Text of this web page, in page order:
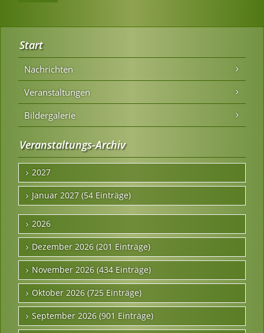
Start
Nachrichten
Veranstaltungen
Bildergalerie
Veranstaltungs-Archiv
2027
Januar 2027 (54 Einträge)
2026
Dezember 2026 (201 Einträge)
November 2026 (434 Einträge)
Oktober 2026 (725 Einträge)
September 2026 (901 Einträge)